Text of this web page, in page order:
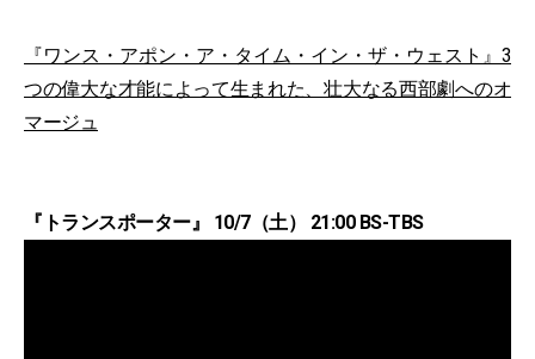
『ワンス・アポン・ア・タイム・イン・ザ・ウェスト』3
つの偉大な才能によって生まれた、壮大なる西部劇へのオ
マージュ
『トランスポーター』 10/7（土） 21:00 BS-TBS